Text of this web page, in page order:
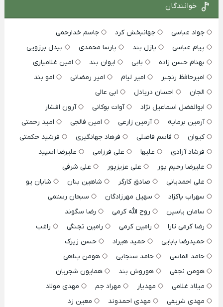
خوانندگان
جواد عباسی جهانبخش کرد
جاسم خدارحمی
پیام عباسی
پازل بند پارسا محمدی
بیدل برزویی
بهنام حسن زاده
بابی ایوان بند
امین غلامیاری
امیرحافظ رنجبر
امیر لیام امیر رمضانی
امو بند
الجان
احسان دریادل
ابی عالی
ابوالفضل اسماعیل نژاد
آوات بوکانی
آرون افشار
آرمین برمایه
آرمین زارعی امین فالجی
امید رحمتی
کیوان
قاسم فاضلی فرهاد جهانگیری
فرشید حکمتی
فرشاد آزادی
علیها علی فرزامی
علیرضا اسپید
علیرضا رحیم پور
علی عزیزپور
علی شرفی
علی احمدیانی
صادق کارگر شاهین بنان
شایان یو
سهراب پاکزاد
سهیل مهرزادگان
سبحان رستمی
سامان یاسین
روح الله کرمی
رضا سگوند
رضا کرمی تارا
رامین کرمی رامین تجنگی
راغب
حمیدرضا بابایی
حمید هیراد
حسن زیرک
حامد الماسی
حامد سنجابی
هومن پناهی
هومن نجفی
هوروش بند
همایون شجریان
میلاد غلامی
مهدیار مهراد جم
مهدی مولاد
مهدی شریفی
مهدی احمدوند
معین زد